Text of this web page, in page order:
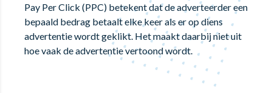
Pay Per Click (PPC) betekent dat de adverteerder een
bepaald bedrag betaalt elke keer als er op diens
advertentie wordt geklikt. Het maakt daarbij niet uit
hoe vaak de advertentie vertoond wordt.